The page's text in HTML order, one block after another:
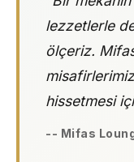
lezzetlerle
ölçeriz.
hissetmesi
-- Mifas